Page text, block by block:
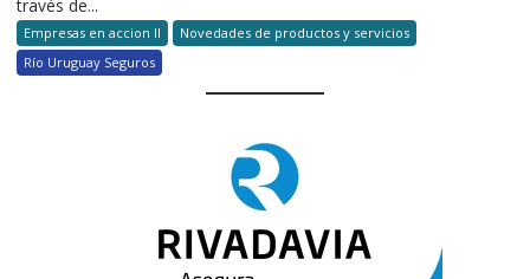
través de...
Empresas en accion II
Novedades de productos y servicios
Río Uruguay Seguros